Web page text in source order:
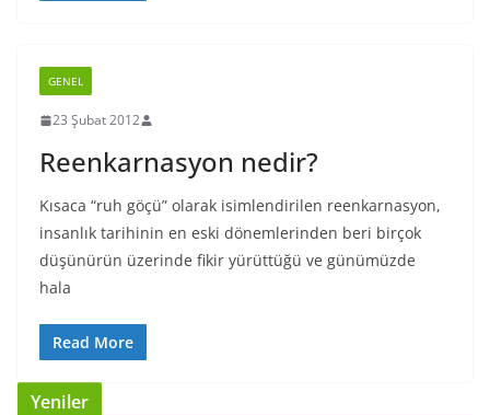
GENEL
23 Şubat 2012
Reenkarnasyon nedir?
Kısaca “ruh göçü” olarak isimlendirilen reenkarnasyon,
insanlık tarihinin en eski dönemlerinden beri birçok
düşünürün üzerinde fikir yürüttüğü ve günümüzde
hala
Read More
Yeniler